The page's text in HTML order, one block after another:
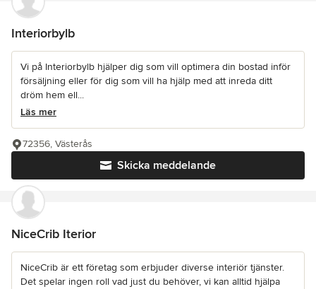
Interiorbylb
Vi på Interiorbylb hjälper dig som vill optimera din bostad inför
försäljning eller för dig som vill ha hjälp med att inreda ditt
dröm hem ell...
Läs mer
Skicka meddelande
72356, Västerås
NiceCrib Iterior
NiceCrib är ett företag som erbjuder diverse interiör tjänster.
Det spelar ingen roll vad just du behöver, vi kan alltid hjälpa